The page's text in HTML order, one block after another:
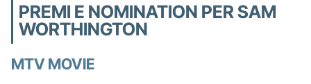
PREMI E NOMINATION PER SAM
WORTHINGTON
MTV MOVIE